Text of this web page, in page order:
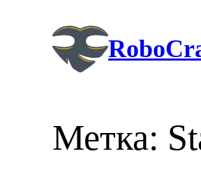
содержимому
Метка: